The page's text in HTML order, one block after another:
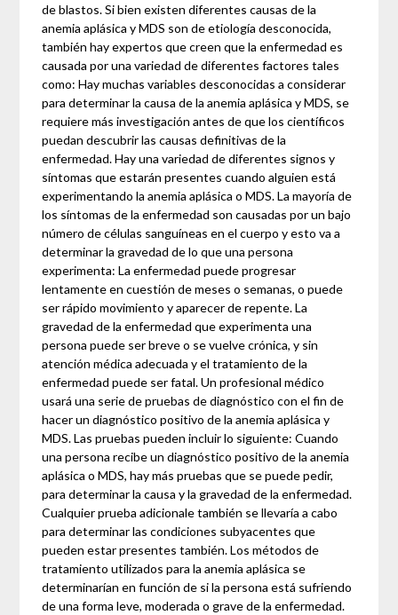
de blastos. Si bien existen diferentes causas de la
anemia aplásica y MDS son de etiología desconocida,
también hay expertos que creen que la enfermedad es
causada por una variedad de diferentes factores tales
como: Hay muchas variables desconocidas a considerar
para determinar la causa de la anemia aplásica y MDS, se
requiere más investigación antes de que los científicos
puedan descubrir las causas definitivas de la
enfermedad. Hay una variedad de diferentes signos y
síntomas que estarán presentes cuando alguien está
experimentando la anemia aplásica o MDS. La mayoría de
los síntomas de la enfermedad son causadas por un bajo
número de células sanguíneas en el cuerpo y esto va a
determinar la gravedad de lo que una persona
experimenta: La enfermedad puede progresar
lentamente en cuestión de meses o semanas, o puede
ser rápido movimiento y aparecer de repente. La
gravedad de la enfermedad que experimenta una
persona puede ser breve o se vuelve crónica, y sin
atención médica adecuada y el tratamiento de la
enfermedad puede ser fatal. Un profesional médico
usará una serie de pruebas de diagnóstico con el fin de
hacer un diagnóstico positivo de la anemia aplásica y
MDS. Las pruebas pueden incluir lo siguiente: Cuando
una persona recibe un diagnóstico positivo de la anemia
aplásica o MDS, hay más pruebas que se puede pedir,
para determinar la causa y la gravedad de la enfermedad.
Cualquier prueba adicionale también se llevaría a cabo
para determinar las condiciones subyacentes que
pueden estar presentes también. Los métodos de
tratamiento utilizados para la anemia aplásica se
determinarían en función de si la persona está sufriendo
de una forma leve, moderada o grave de la enfermedad.